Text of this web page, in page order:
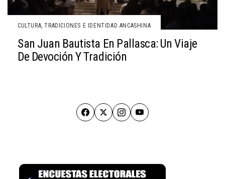
CULTURA, TRADICIONES E IDENTIDAD ANCASHINA
San Juan Bautista En Pallasca: Un Viaje
De Devoción Y Tradición